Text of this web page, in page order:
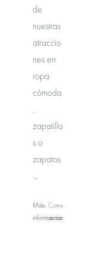
de
nuestras
atraccio
nes en
ropa
cómoda
,
zapatilla
s o
zapatos
...
Más
información
Comentarios
desactivados